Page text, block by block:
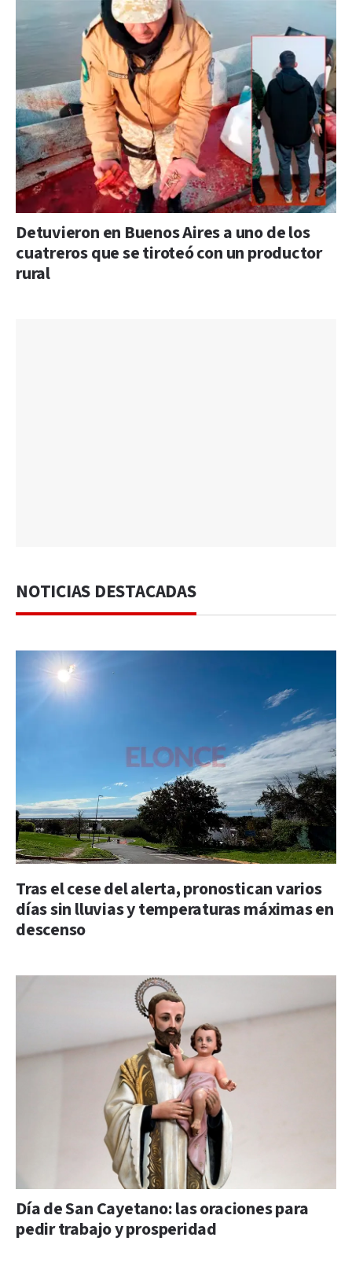
Detuvieron en Buenos Aires a uno de los
cuatreros que se tiroteó con un productor
rural
NOTICIAS DESTACADAS
Tras el cese del alerta, pronostican varios
días sin lluvias y temperaturas máximas en
descenso
Día de San Cayetano: las oraciones para
pedir trabajo y prosperidad